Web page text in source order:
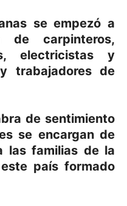
se empezó a
carpinteros,
electricistas y
trabajadores de
de sentimiento
se encargan de
las familias de la
país formado